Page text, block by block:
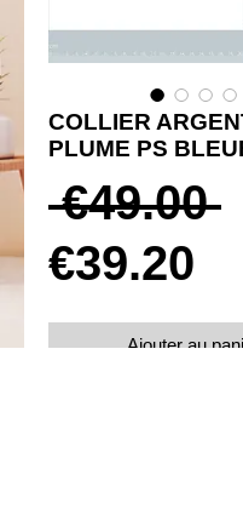
COLLIER
PLUME PS
€49.00
€39.20
Ajouter au